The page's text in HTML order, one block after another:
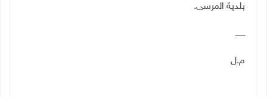
بلدية المرسى.
ــــــــ
م.ل